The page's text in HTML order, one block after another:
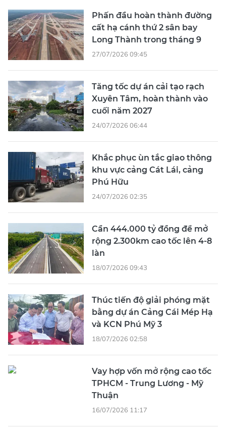
Phấn đầu hoàn thành đường
cất hạ cánh thứ 2 sân bay
Long Thành trong tháng 9
27/07/2026 09:45
Tăng tốc dự án cải tạo rạch
Xuyên Tâm, hoàn thành vào
cuối năm 2027
24/07/2026 06:44
Khắc phục ùn tắc giao thông
khu vực cảng Cát Lái, cảng
Phú Hữu
24/07/2026 02:35
Cần 444.000 tỷ đồng để mở
rộng 2.300km cao tốc lên 4-8
làn
18/07/2026 09:43
Thúc tiến độ giải phóng mặt
bằng dự án Cảng Cái Mép Hạ
và KCN Phú Mỹ 3
18/07/2026 02:58
Vay hợp vốn mở rộng cao tốc
TPHCM - Trung Lương - Mỹ
Thuận
16/07/2026 11:17